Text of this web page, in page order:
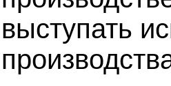
выступать